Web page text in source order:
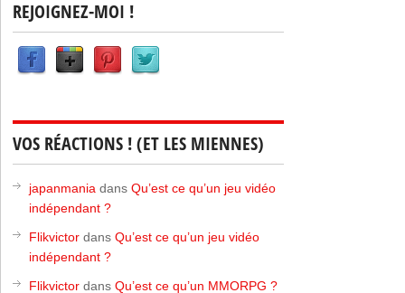
REJOIGNEZ-MOI !
VOS RÉACTIONS ! (ET LES MIENNES)
japanmania dansQu’est ce qu’un jeu vidéo
indépendant ?
Flikvictor dansQu’est ce qu’un jeu vidéo
indépendant ?
Flikvictor dansQu’est ce qu’un MMORPG ?